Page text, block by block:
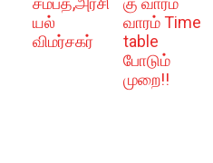
யல்
விமர்சகர்
வாரம் Time
table
போடும்
முறை!!